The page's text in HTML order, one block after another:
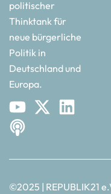
politischer
Thinktank für
neue bürgerliche
Politik in
Deutschland und
Europa.
©2025 | REPUBLIK21